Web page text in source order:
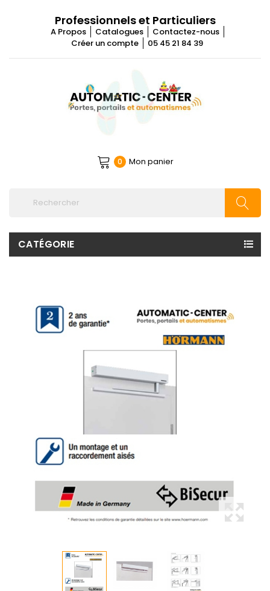
Professionnels et Particuliers
A Propos Catalogues
Contactez-nous
Créer un compte
05 45 21 84 39
0 Mon panier
CATÉGORIE